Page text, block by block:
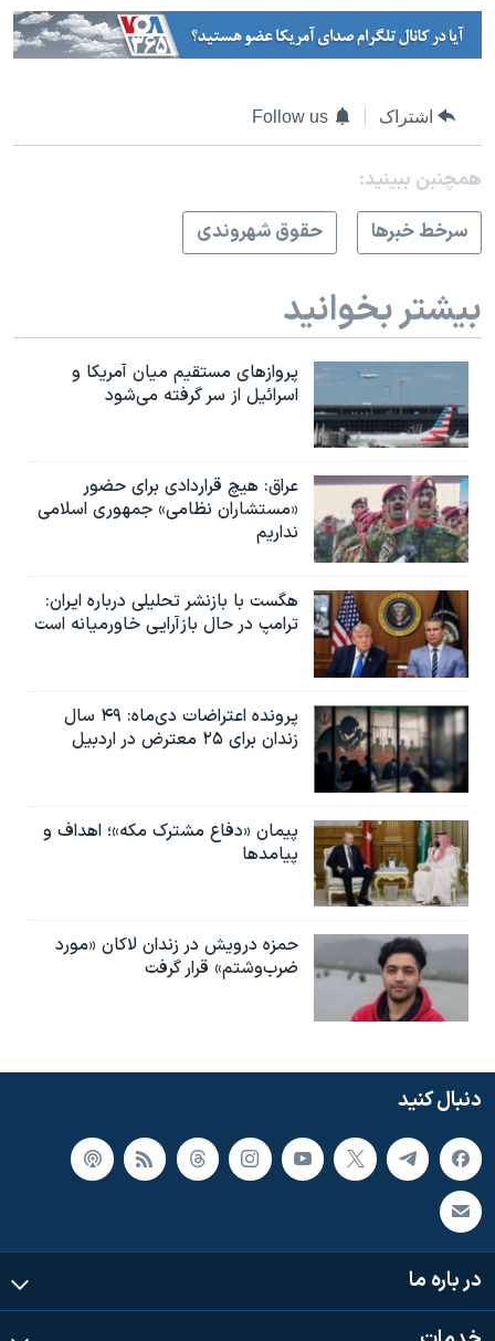
اشتراک Follow us
همچنبن ببینید:
سرخط خبرها
حقوق شهروندی
بیشتر بخوانید
پروازهای مستقیم میان آمریکا و
اسرائیل از سر گرفته می‌شود
عراق: هیچ قراردادی برای حضور
«مستشاران نظامی» جمهوری اسلامی
نداریم
هگست با بازنشر تحلیلی درباره ایران:
ترامپ در حال بازآرایی خاورمیانه است
پرونده اعتراضات دی‌ماه: ۴۹ سال
زندان برای ۲۵ معترض در اردبیل
پیمان «دفاع مشترک مکه»؛ اهداف و
پیامدها
حمزه درویش در زندان لاکان «مورد
ضرب‌وشتم» قرار گرفت
دنبال کنید
در باره ما